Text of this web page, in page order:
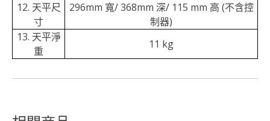
12. 天平尺
寸
296mm 寬/ 368mm 深/ 115 mm 高 (不含控
制器)
13. 天平淨
重
11 kg